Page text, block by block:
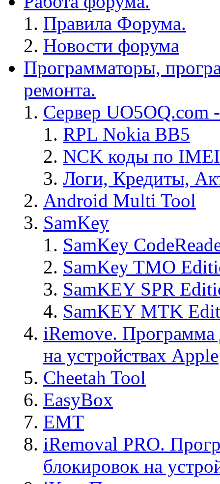
Правила Форума.
Новости форума
Программаторы,
ремонта.
Сервер
RPL Nokia BB5
NCK коды по IMEI
Логи, Кредиты,
Android Multi Tool
SamKey
SamKey
SamKey TMO
SamKEY SPR
SamKEY MTK
iRemove. Программа
на устройствах Apple
Cheetah Tool
EasyBox
EMT
iRemoval PRO.
блокировок на